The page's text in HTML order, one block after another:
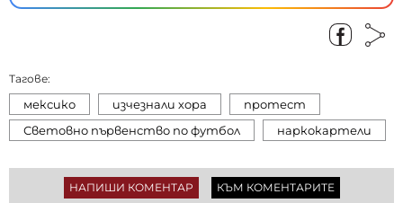
Тагове:
мексико изчезнали хора
протест
Световно първенство по футбол
наркокартели
НАПИШИ КОМЕНТАР КЪМ КОМЕНТАРИТЕ